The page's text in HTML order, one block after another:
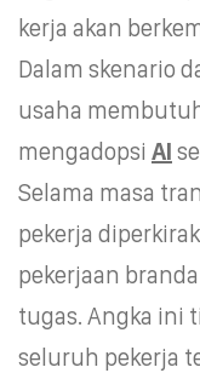
kerja akan
Dalam skenario
usaha
mengadopsi AI
Selama masa
pekerja
pekerjaan
tugas. Angka ini
seluruh pekerja